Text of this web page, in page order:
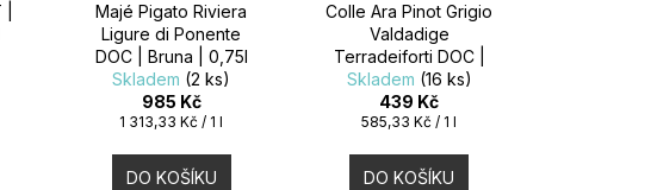
Majé Pigato Riviera
Ligure di Ponente
DOC | Bruna | 0,75l
Skladem (2 ks)
985 Kč
Měrná
1 313,33 Kč / 1 l
DO KOŠÍKU
Colle Ara Pinot Grigio
Valdadige
Terradeiforti DOC |
Albino Armani | 0,75l
Skladem (16 ks)
439 Kč
Měrná
585,33 Kč / 1 l
DO KOŠÍKU